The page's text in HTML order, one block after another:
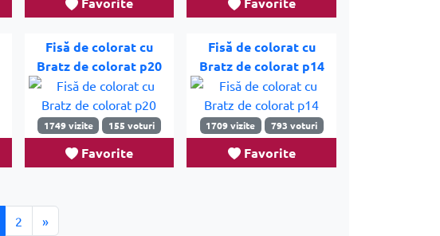
Fisă de colorat cu
Bratz de colorat p20
1749 vizite 155 voturi
Favorite
Fisă de colorat cu
Bratz de colorat p14
1709 vizite 793 voturi
Favorite
2 »